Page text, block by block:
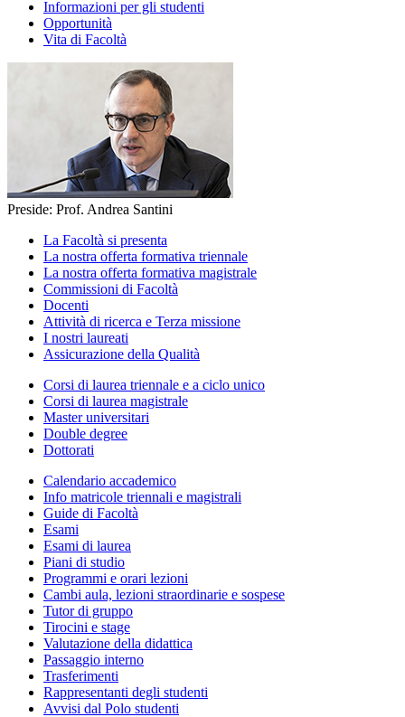
Informazioni per gli studenti
Opportunità
Vita di Facoltà
Preside: Prof. Andrea Santini
La Facoltà si presenta
La nostra offerta formativa triennale
La nostra offerta formativa magistrale
Commissioni di Facoltà
Docenti
Attività di ricerca e Terza missione
I nostri laureati
Assicurazione della Qualità
Corsi di laurea triennale e a ciclo unico
Corsi di laurea magistrale
Master universitari
Double degree
Dottorati
Calendario accademico
Info matricole triennali e magistrali
Guide di Facoltà
Esami
Esami di laurea
Piani di studio
Programmi e orari lezioni
Cambi aula, lezioni straordinarie e sospese
Tutor di gruppo
Tirocini e stage
Valutazione della didattica
Passaggio interno
Trasferimenti
Rappresentanti degli studenti
Avvisi dal Polo studenti